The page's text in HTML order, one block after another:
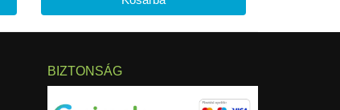
BIZTONSÁG